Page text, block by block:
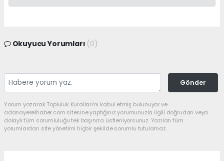
Okuyucu Yorumları (0)
Gönder
Yorum yazarak Topluluk Kuralları’nı kabul etmiş bulunuyor ve
adanayerelhaber.com sitesine yaptığınız yorumunuzla ilgili doğrudan veya
dolaylı tüm sorumluluğu tek başınıza üstleniyorsunuz. Yazılan tüm
yorumlardan site yönetimi hiçbir şekilde sorumlu tutulamaz.